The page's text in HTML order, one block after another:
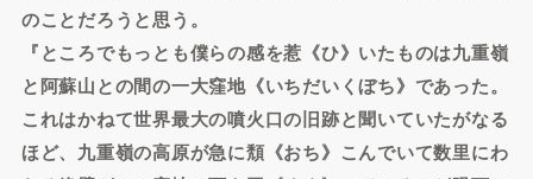
のことだろうと思う。
『ところでもっとも僕らの感を惹《ひ》いたものは九重嶺
と阿蘇山との間の一大窪地《いちだいくぼち》であった。
これはかねて世界最大の噴火口の旧跡と聞いていたがなる
ほど、九重嶺の高原が急に頽《おち》こんでいて数里にわ